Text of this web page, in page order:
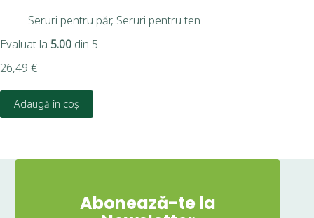
Seruri pentru păr, Seruri pentru ten
Evaluat la 5.00 din 5
26,49 €
Adaugă în coș
Abonează-te la